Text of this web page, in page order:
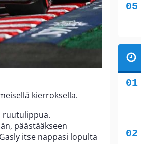
kierroksella.
ruutulippua.
päästääkseen
itse nappasi lopulta